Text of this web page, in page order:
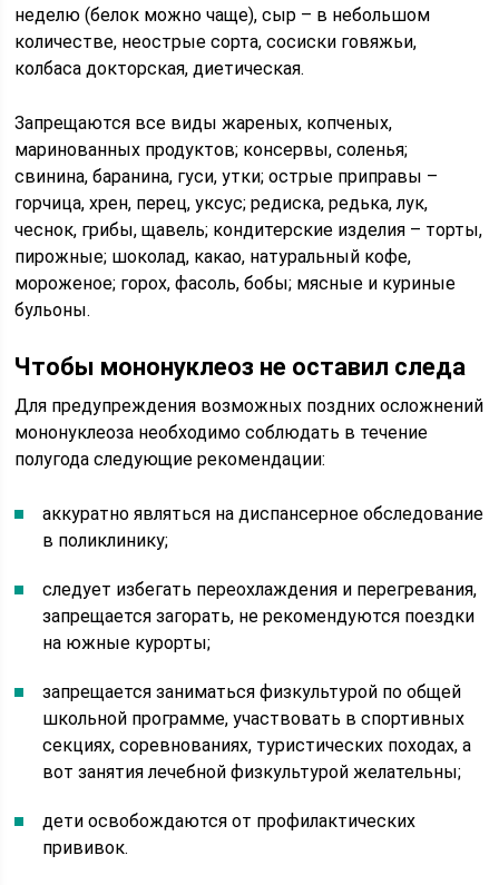
неделю (белок можно чаще), сыр – в небольшом
количестве, неострые сорта, сосиски говяжьи,
колбаса докторская, диетическая.
Запрещаются все виды жареных, копченых,
маринованных продуктов; консервы, соленья;
свинина, баранина, гуси, утки; острые приправы –
горчица, хрен, перец, уксус; редиска, редька, лук,
чеснок, грибы, щавель; кондитерские изделия – торты,
пирожные; шоколад, какао, натуральный кофе,
мороженое; горох, фасоль, бобы; мясные и куриные
бульоны.
Чтобы мононуклеоз не оставил следа
Для предупреждения возможных поздних осложнений
мононуклеоза необходимо соблюдать в течение
полугода следующие рекомендации:
аккуратно являться на диспансерное обследование
в поликлинику;
следует избегать переохлаждения и перегревания,
запрещается загорать, не рекомендуются поездки
на южные курорты;
запрещается заниматься физкультурой по общей
школьной программе, участвовать в спортивных
секциях, соревнованиях, туристических походах, а
вот занятия лечебной физкультурой желательны;
дети освобождаются от профилактических
прививок.